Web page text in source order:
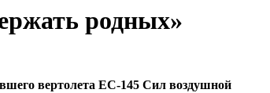
родных»
вертолета EC-145 Сил воздушной